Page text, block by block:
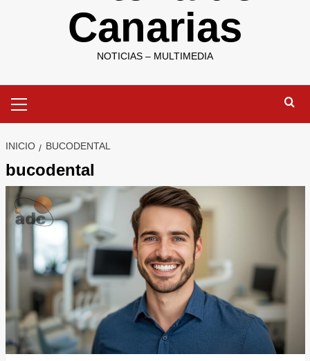
Canarias
NOTICIAS – MULTIMEDIA
primario
INICIO BUCODENTAL
bucodental